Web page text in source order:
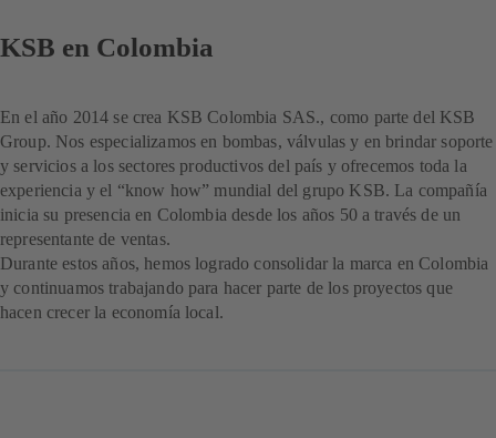
KSB en Colombia
En el año 2014 se crea KSB Colombia SAS., como parte del KSB
Group. Nos especializamos en bombas, válvulas y en brindar soporte
y servicios a los sectores productivos del país y ofrecemos toda la
experiencia y el “know how” mundial del grupo KSB. La compañía
inicia su presencia en Colombia desde los años 50 a través de un
representante de ventas.
Durante estos años, hemos logrado consolidar la marca en Colombia
y continuamos trabajando para hacer parte de los proyectos que
hacen crecer la economía local.